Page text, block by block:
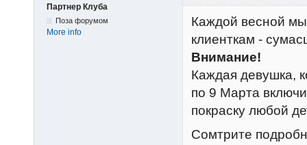
Партнер Клуба
Поза форумом
More info
Каждой весной
клиенткам -
Внимание!
Каждая девушка,
по 9 Марта
покраску любой
Сомтрите